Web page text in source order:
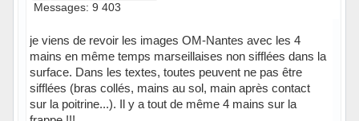
Messages: 9 403
je viens de revoir les images OM-Nantes avec les 4
mains en même temps marseillaises non sifflées dans la
surface. Dans les textes, toutes peuvent ne pas être
sifflées (bras collés, mains au sol, main après contact
sur la poitrine...). Il y a tout de même 4 mains sur la